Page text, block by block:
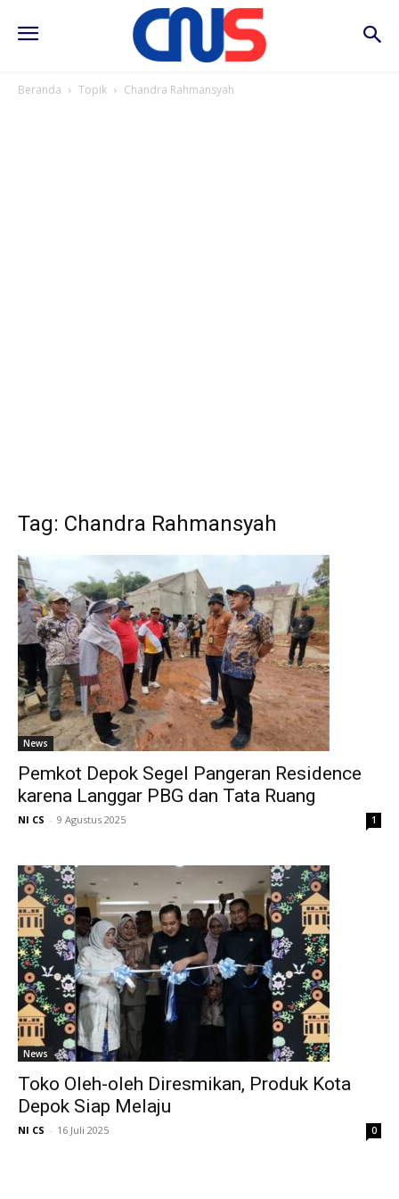
Beranda Topik Chandra Rahmansyah
Tag: Chandra Rahmansyah
News
Pemkot Depok Segel Pangeran Residence
karena Langgar PBG dan Tata Ruang
NI CS - 9 Agustus 2025 1
News
Toko Oleh-oleh Diresmikan, Produk Kota
Depok Siap Melaju
NI CS - 16 Juli 2025 0